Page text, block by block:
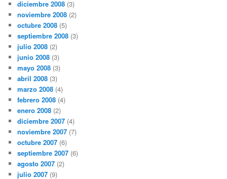
diciembre 2008 (3)
noviembre 2008 (2)
octubre 2008 (5)
septiembre 2008 (3)
julio 2008 (2)
junio 2008 (3)
mayo 2008 (3)
abril 2008 (3)
marzo 2008 (4)
febrero 2008 (4)
enero 2008 (2)
diciembre 2007 (4)
noviembre 2007 (7)
octubre 2007 (6)
septiembre 2007 (6)
agosto 2007 (2)
julio 2007 (9)